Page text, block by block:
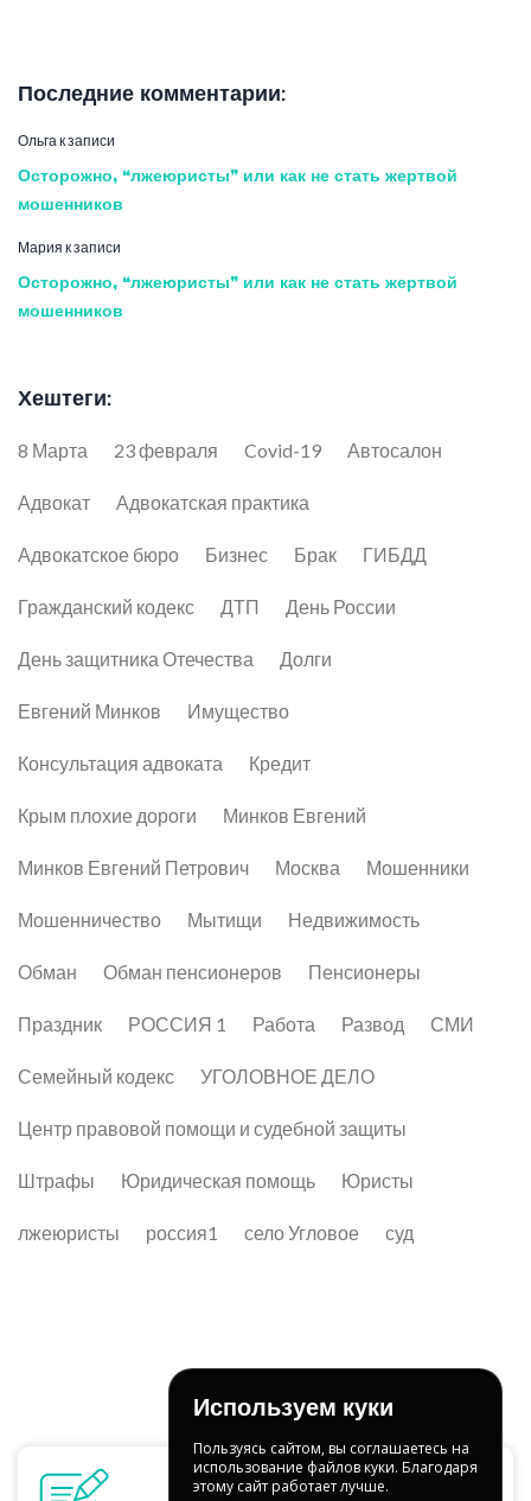
Последние комментарии:
Ольга к записи
Осторожно, “лжеюристы” или как не стать жертвой
мошенников
Мария к записи
Осторожно, “лжеюристы” или как не стать жертвой
мошенников
Хештеги:
8 Марта 23 февраля Covid-19 Автосалон
Адвокат Адвокатская практика
Адвокатское бюро Бизнес Брак ГИБДД
Гражданский кодекс ДТП День России
День защитника Отечества Долги
Евгений Минков Имущество
Консультация адвоката Кредит
Крым плохие дороги Минков Евгений
Минков Евгений Петрович Москва Мошенники
Мошенничество Мытищи Недвижимость
Обман Обман пенсионеров Пенсионеры
Праздник РОССИЯ 1 Работа Развод СМИ
Семейный кодекс УГОЛОВНОЕ ДЕЛО
Центр правовой помощи и судебной защиты
Штрафы Юридическая помощь Юристы
лжеюристы россия1 село Угловое суд
Используем куки
Пользуясь сайтом, вы соглашаетесь на
использование файлов куки. Благодаря
этому сайт работает лучше.